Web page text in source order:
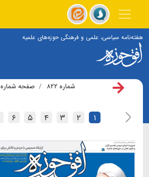
هفته‌نامه سیاسی، علمی و فرهنگی حوزه‌های علمیه
شماره ۸۲۲ صفحه شماره ۱
۱ ۲ ۳ ۴ ۵ ۶